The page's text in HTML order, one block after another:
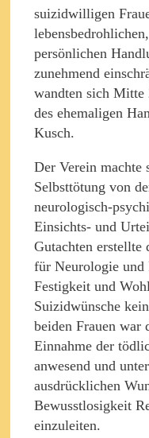
suizidwilligen
persönlichen
zunehmend
wandten sich Mitte
des ehemaligen
Kusch.
Der Verein machte
Selbsttötung von
neurologisch-
Einsichts- und
Gutachten erstellte
für Neurologie und
Festigkeit und
Suizidwünsche
beiden Frauen war
Einnahme der
anwesend und
ausdrücklichen
Bewusstlosigkeit
einzuleiten.